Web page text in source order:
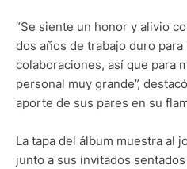
“Se siente un honor y alivio
dos años de trabajo duro
colaboraciones, así que para
personal muy grande”,
aporte de sus pares en su
La tapa del álbum muestra al
junto a sus invitados